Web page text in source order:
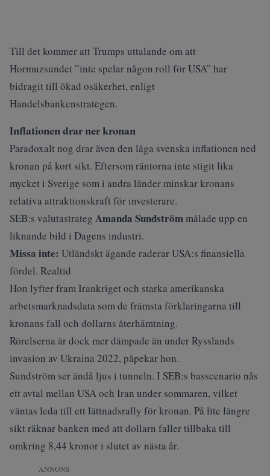
Till det kommer att Trumps uttalande om att
Hormuzsundet ”inte spelar någon roll för USA” har
bidragit till ökad osäkerhet, enligt
Handelsbankenstrategen.
Inflationen drar ner kronan
Paradoxalt nog drar även den låga svenska inflationen ned
kronan på kort sikt. Eftersom räntorna inte stigit lika
mycket i Sverige som i andra länder minskar kronans
relativa attraktionskraft för investerare.
SEB:s valutastrateg Amanda Sundströmmålade upp en
liknande bild i Dagens industri.
Missa inte: Utländskt ägande raderar USA:s finansiella
fördel. Realtid
Hon lyfter fram Irankriget och starka amerikanska
arbetsmarknadsdata som de främsta förklaringarna till
kronans fall och dollarns återhämtning.
Rörelserna är dock mer dämpade än under Rysslands
invasion av Ukraina 2022, påpekar hon.
Sundström ser ändå ljus i tunneln. I SEB:s basscenario nås
ett avtal mellan USA och Iran under sommaren, vilket
väntas leda till ett lättnadsrally för kronan. På lite längre
sikt räknar banken med att dollarn faller tillbaka till
omkring 8,44 kronor i slutet av nästa år.
ANNONS